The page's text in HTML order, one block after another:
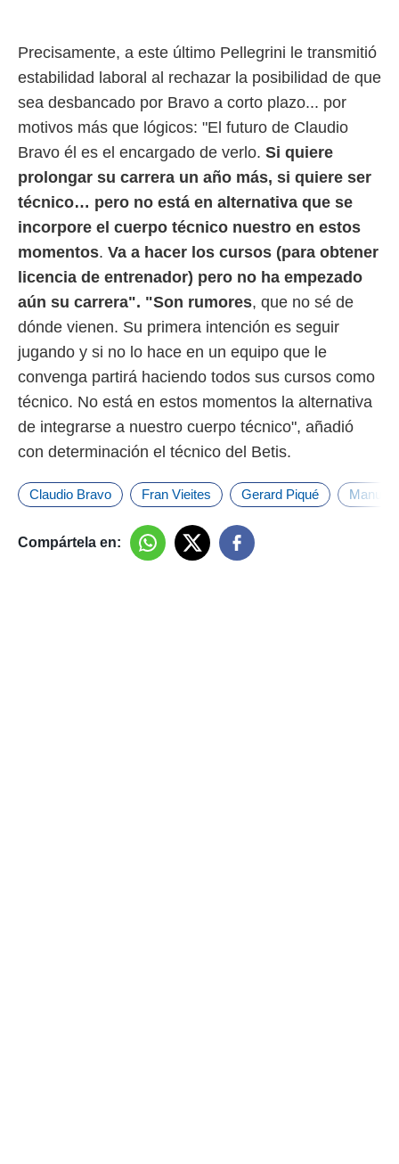
Precisamente, a este último Pellegrini le transmitió
estabilidad laboral al rechazar la posibilidad de que
sea desbancado por Bravo a corto plazo... por
motivos más que lógicos: "El futuro de Claudio
Bravo él es el encargado de verlo. Si quiere
prolongar su carrera un año más, si quiere ser
técnico… pero no está en alternativa que se
incorpore el cuerpo técnico nuestro en estos
momentos. Va a hacer los cursos (para obtener
licencia de entrenador) pero no ha empezado
aún su carrera". "Son rumores, que no sé de
dónde vienen. Su primera intención es seguir
jugando y si no lo hace en un equipo que le
convenga partirá haciendo todos sus cursos como
técnico. No está en estos momentos la alternativa
de integrarse a nuestro cuerpo técnico", añadió
con determinación el técnico del Betis.
Claudio Bravo Fran Vieites Gerard Piqué Manuel
Compártela en: